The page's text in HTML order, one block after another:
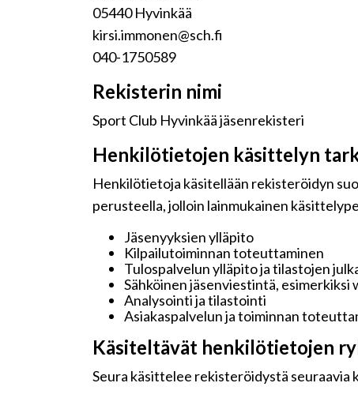
05440 Hyvinkää
kirsi.immonen@sch.fi
040-1750589
Rekisterin nimi
Sport Club Hyvinkää jäsenrekisteri
Henkilötietojen käsittelyn
Henkilötietoja käsitellään rekisteröidyn
perusteella, jolloin lainmukainen
Jäsenyyksien ylläpito
Kilpailutoiminnan toteuttaminen
Tulospalvelun ylläpito ja tilastojen
Sähköinen jäsenviestintä, esimerkiksi
Analysointi ja tilastointi
Asiakaspalvelun ja toiminnan
Käsiteltävät henkilötietojen
Seura käsittelee rekisteröidystä